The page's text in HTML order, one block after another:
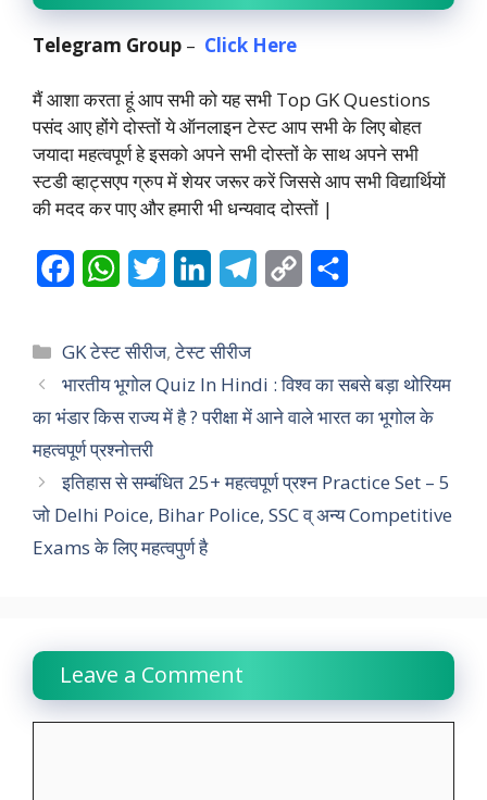
Telegram Group – Click Here
मैं आशा करता हूं आप सभी को यह सभी Top GK Questions
पसंद आए होंगे दोस्तों ये ऑनलाइन टेस्ट आप सभी के लिए बोहत
जयादा महत्वपूर्ण हे इसको अपने सभी दोस्तों के साथ अपने सभी
स्टडी व्हाट्सएप ग्रुप में शेयर जरूर करें जिससे आप सभी विद्यार्थियों
की मदद कर पाए और हमारी भी धन्यवाद दोस्तों |
c
e
b
o
o
k
W
a
t
s
A
p
p
i
t
t
r
n
k
e
I
n
e
g
a
m
y
L
n
k
r
e
Categories
GK टेस्ट सीरीज,टेस्ट सीरीज
भारतीय भूगोल Quiz In Hindi : विश्व का सबसे बड़ा थोरियम
का भंडार किस राज्य में है ? परीक्षा में आने वाले भारत का भूगोल के
महत्वपूर्ण प्रश्नोत्तरी
इतिहास से सम्बंधित 25+ महत्वपूर्ण प्रश्न Practice Set – 5
जो Delhi Poice, Bihar Police, SSC व् अन्य Competitive
Exams के लिए महत्वपुर्ण है
Leave a Comment